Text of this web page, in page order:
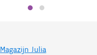
Magazijn Julia